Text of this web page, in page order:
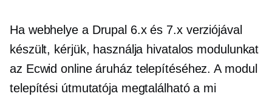
Ha webhelye a Drupal 6.x és 7.x verziójával
készült, kérjük, használja hivatalos modulunkat
az Ecwid online áruház telepítéséhez. A modul
telepítési útmutatója megtalálható a mi